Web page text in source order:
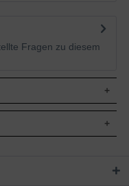
Fragen zu diesem
serrata